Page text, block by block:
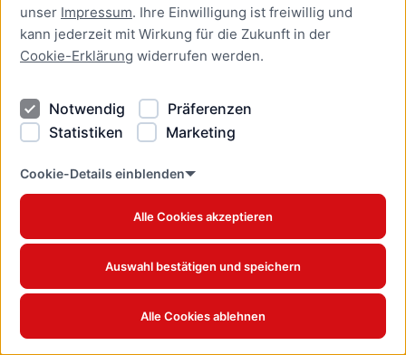
unser Impressum. Ihre Einwilligung ist freiwillig und
kann jederzeit mit Wirkung für die Zukunft in der
Cookie-Erklärung widerrufen werden.
Notwendig
Präferenzen
Statistiken
Marketing
Cookie-Details einblenden
Alle Cookies akzeptieren
Auswahl bestätigen und speichern
Alle Cookies ablehnen
Online-Dienst
Auskunft über
Gewerbetreibende
Online-Dienst
Online-Dienst
Abbrennen privater
Kleinfeuerwerke außerhalb
des Jahreswechsels
beantragen
Online-Dienst